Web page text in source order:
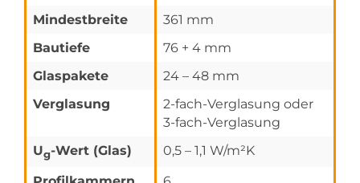
Mindestbreite
361 mm
Bautiefe
76 + 4 mm
Glaspakete
24 – 48 mm
Verglasung
2-fach-Verglasung oder
3-fach-Verglasung
Ug-Wert (Glas)
0,5 – 1,1 W/m²K